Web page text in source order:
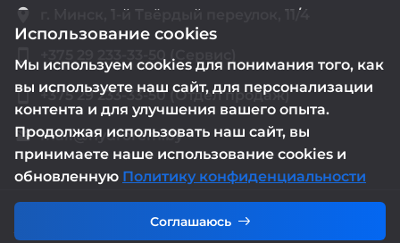
location_on г. Минск, 1-й Твёрдый переулок, 11/4
smartphone +375 29 233-33-50 (Сервис)
smartphone +375 29 233-33-50 (Отдел продаж)
email mail@hydrorem.by
Политика конфиденциальности
Использование cookies
Мы используем cookies для понимания того, как
вы используете наш сайт, для персонализации
контента и для улучшения вашего опыта.
Продолжая использовать наш сайт, вы
принимаете наше использование cookies и
обновленную Политику конфиденциальности
Соглашаюсь